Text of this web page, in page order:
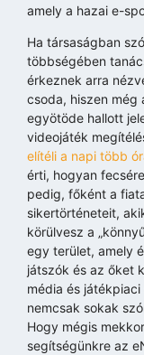
amely a hazai e-
Ha társaságban
többségében
érkeznek arra
csoda, hiszen még
egyötöde hallott
videojáték
elítéli a napi több
érti, hogyan
pedig, főként a
sikertörténeteit,
körülvesz a
egy terület, amely
játszók és az őket
média és
nemcsak sokak
Hogy mégis
segítségünkre az